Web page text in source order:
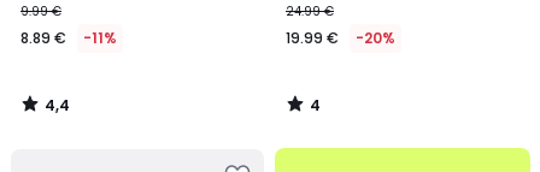
9.99 €
8.89 € -11%
4,4
/
24.99 €
19.99 € -20%
4
/
.